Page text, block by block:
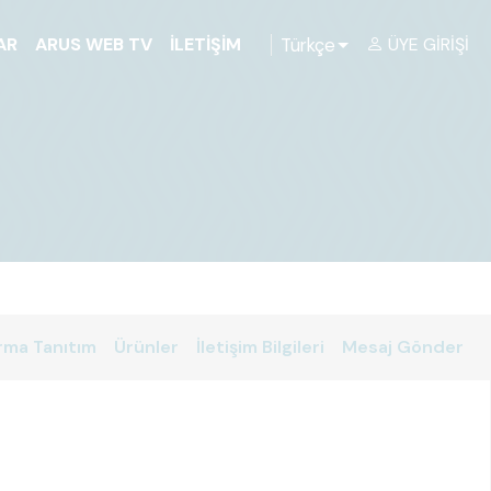
ARUS WEB TV İLETIŞIM Türkçe ÜYE GIRIŞI
Tanıtım Ürünler İletişim Bilgileri Mesaj Gönder